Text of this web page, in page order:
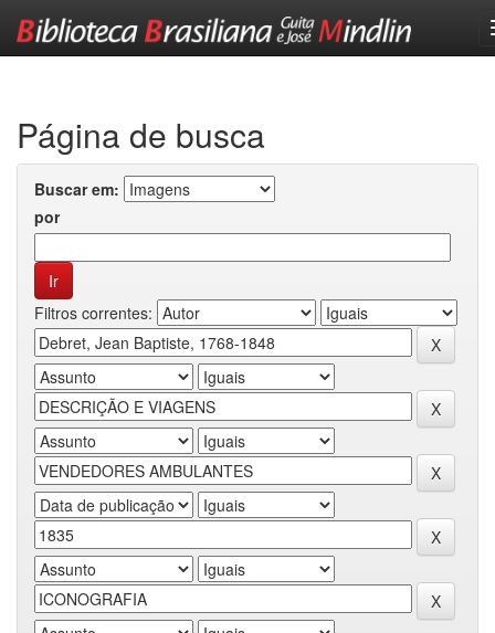
Página de busca
Buscar em:
por
Filtros correntes: